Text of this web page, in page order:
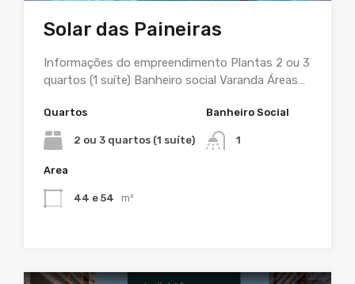
Solar das Paineiras
Informações do empreendimento Plantas 2 ou 3
quartos (1 suíte) Banheiro social Varanda Áreas…
Quartos
2 ou 3 quartos (1 suíte)
Banheiro Social
1
Area
44 e 54 m²